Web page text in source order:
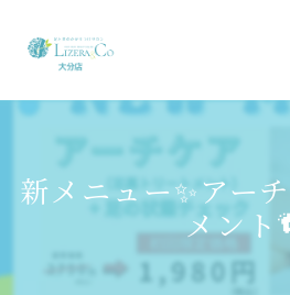
新メニュー✨アー
メント